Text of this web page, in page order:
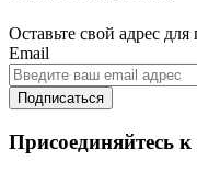
Оставьте свой адрес
Email
Подписаться
Присоединяйтесь